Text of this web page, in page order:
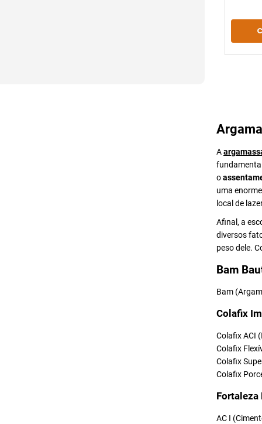
A
o
uma
local de
Afinal, a
diversos
peso dele.
Bam
Bam
Colafix
Colafix ACI
Colafix
Colafix
Colafix
Fortaleza
AC I